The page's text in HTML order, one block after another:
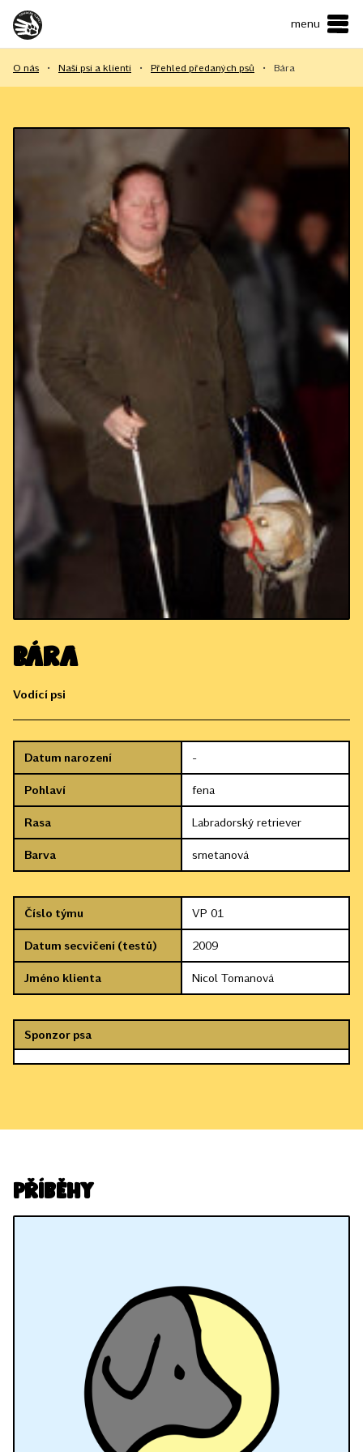
menu
O NÁS
JAK MŮŽETE POMOCI?
KONTAKTY
E-shop
Podpořit
O nás • Naši psi a klienti • Přehled předaných psů • Bára
Bára
Vodící psi
Datum narození -
Pohlaví fena
Rasa Labradorský retriever
Barva smetanová
Číslo týmu VP 01
Datum secvičení (testů) 2009
Jméno klienta Nicol Tomanová
Sponzor psa
Příběhy